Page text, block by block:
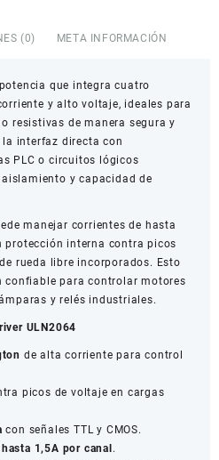
(0) META INFORMACIÓN
que integra cuatro
y alto voltaje, ideales para
resistivas de manera segura y
interfaz directa con
PLC o circuitos lógicos
y capacidad de
manejar corrientes de hasta
protección interna contra picos
rueda libre incorporados. Esto
confiable para controlar motores
y relés industriales.
ULN2064
de alta corriente para control
picos de voltaje en cargas
con señales TTL y CMOS.
1,5A por canal .